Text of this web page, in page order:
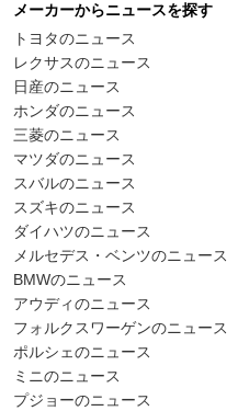
メーカーからニュースを探す
トヨタのニュース
レクサスのニュース
日産のニュース
ホンダのニュース
三菱のニュース
マツダのニュース
スバルのニュース
スズキのニュース
ダイハツのニュース
メルセデス・ベンツのニュース
BMWのニュース
アウディのニュース
フォルクスワーゲンのニュース
ポルシェのニュース
ミニのニュース
プジョーのニュース